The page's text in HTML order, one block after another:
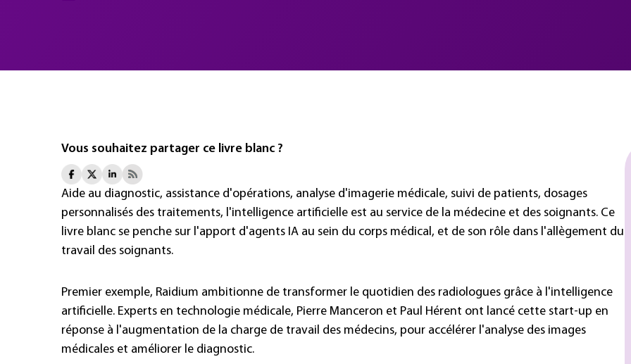
Vous souhaitez partager ce livre blanc ?
Aide au diagnostic, assistance d'opérations, analyse d'imagerie médicale, suivi de patients, dosages
personnalisés des traitements, l'intelligence artificielle est au service de la médecine et des soignants. Ce
livre blanc se penche sur l'apport d'agents IA au sein du corps médical, et de son rôle dans l'allègement du
travail des soignants.
Premier exemple, Raidium ambitionne de transformer le quotidien des radiologues grâce à l'intelligence
artificielle. Experts en technologie médicale, Pierre Manceron et Paul Hérent ont lancé cette start-up en
réponse à l'augmentation de la charge de travail des médecins, pour accélérer l'analyse des images
médicales et améliorer le diagnostic.